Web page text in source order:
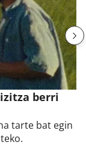
berri
tarte bat egin